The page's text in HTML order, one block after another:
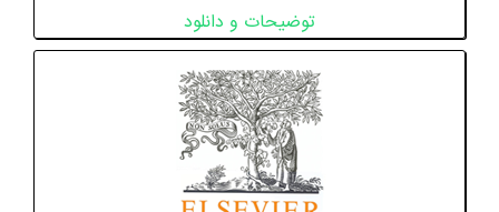
توضیحات و دانلود